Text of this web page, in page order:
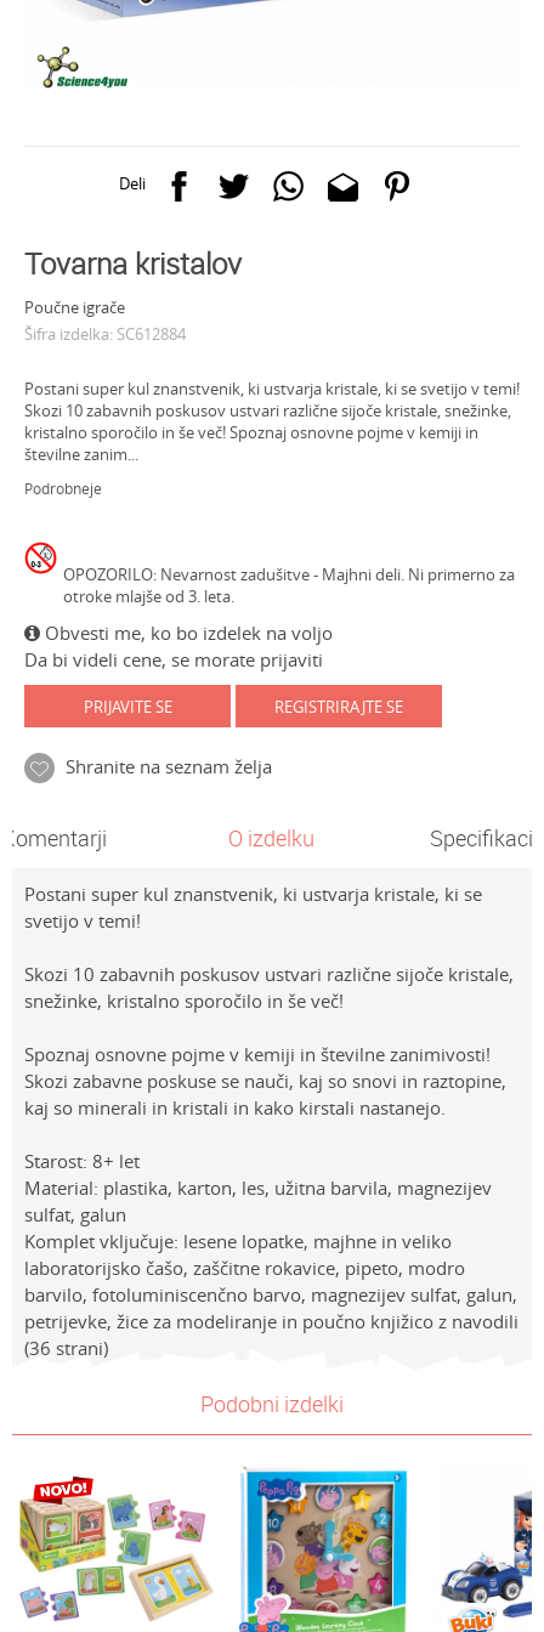
Deli
Tovarna kristalov
Poučne igrače
Šifra izdelka: SC612884
Postani super kul znanstvenik, ki ustvarja kristale, ki se svetijo v temi!
Skozi 10 zabavnih poskusov ustvari različne sijoče kristale, snežinke,
kristalno sporočilo in še več! Spoznaj osnovne pojme v kemiji in
številne zanim...
Podrobneje
OPOZORILO: Nevarnost zadušitve - Majhni deli. Ni primerno za
otroke mlajše od 3. leta.
Obvesti me, ko bo izdelek na voljo
Da bi videli cene, se morate prijaviti
PRIJAVITE SE REGISTRIRAJTE SE
Shranite na seznam želja
Komentarji O izdelku
Postani super kul znanstvenik, ki ustvarja kristale, ki se
svetijo v temi!
Skozi 10 zabavnih poskusov ustvari različne sijoče kristale,
snežinke, kristalno sporočilo in še več!
Spoznaj osnovne pojme v kemiji in številne zanimivosti!
Skozi zabavne poskuse se nauči, kaj so snovi in raztopine,
kaj so minerali in kristali in kako kirstali nastanejo.
Starost: 8+ let
Material: plastika, karton, les, užitna barvila, magnezijev
sulfat, galun
Komplet vključuje: lesene lopatke, majhne in veliko
laboratorijsko čašo, zaščitne rokavice, pipeto, modro
barvilo, fotoluminiscenčno barvo, magnezijev sulfat, galun,
petrijevke, žice za modeliranje in poučno knjižico z navodili
(36 strani)
Poučne igrače
Spol
Univerzalno
Starost
8+ let
Sporočilo
Podobni izdelki